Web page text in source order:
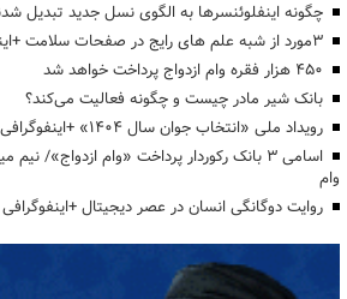
چگونه اینفلوئنسرها به الگوی نسل جدید تبدیل
3مورد از شبه علم های رایج در صفحات سلامت +اینفوگرافی
۴۵۰ هزار فقره وام ازدواج پرداخت خواهد شد
بانک شیر مادر چیست و چگونه فعالیت می‌کند؟
رویداد ملی «انتخاب جوان سال ۱۴۰۴» +اینفوگرافی
اسامی ۳ بانک رکوردار پرداخت «وام
وام
روایت دوگانگی انسان در عصر دیجیتال +اینفوگرافی